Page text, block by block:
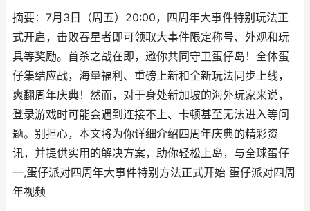
摘要：7月3日（周五）20:00，四周年大事件特别玩法正
式开启，击败吞星者即可领取大事件限定称号、外观和玩
具等奖励。首杀之战在即，邀你共同守卫蛋仔岛！全体蛋
仔集结应战，海量福利、重磅上新和全新玩法同步上线，
爽翻周年庆典！然而，对于身处新加坡的海外玩家来说，
登录游戏时可能会遇到连接不上、卡顿甚至无法进入等问
题。别担心，本文将为你详细介绍四周年庆典的精彩资
讯，并提供实用的解决方案，助你轻松上岛，与全球蛋仔
一,蛋仔派对四周年大事件特别方法正式开始 蛋仔派对四周
年视频